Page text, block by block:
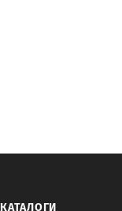
КАТАЛОГИ